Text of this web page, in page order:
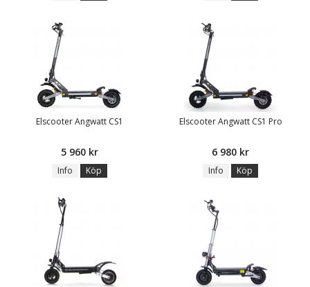
Elscooter Angwatt CS1
5 960 kr
Info Köp
Elscooter Angwatt CS1 Pro
6 980 kr
Info Köp